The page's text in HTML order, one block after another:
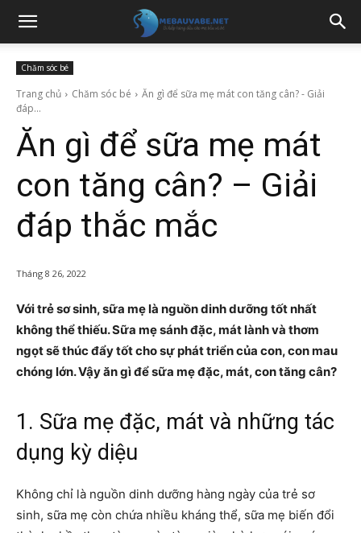
Chăm sóc bé
Trang chủ Chăm sóc bé
Ăn gì để sữa mẹ mát con tăng cân? - Giải
đáp...
Ăn gì để sữa mẹ mát
con tăng cân? – Giải
đáp thắc mắc
Tháng 8 26, 2022
Với trẻ sơ sinh, sữa mẹ là nguồn dinh dưỡng tốt nhất
không thể thiếu. Sữa mẹ sánh đặc, mát lành và thơm
ngọt sẽ thúc đẩy tốt cho sự phát triển của con, con mau
chóng lớn. Vậy ăn gì để sữa mẹ đặc, mát, con tăng cân?
1. Sữa mẹ đặc, mát và những tác
dụng kỳ diệu
Không chỉ là nguồn dinh dưỡng hàng ngày của trẻ sơ
sinh, sữa mẹ còn chứa nhiều kháng thể, sữa mẹ biến đổi